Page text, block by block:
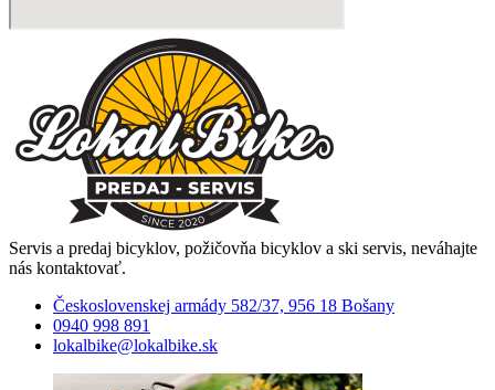
Servis a predaj bicyklov, požičovňa bicyklov a ski servis, neváhajte
nás kontaktovať.
Československej armády 582/37, 956 18 Bošany
0940 998 891
lokalbike@lokalbike.sk